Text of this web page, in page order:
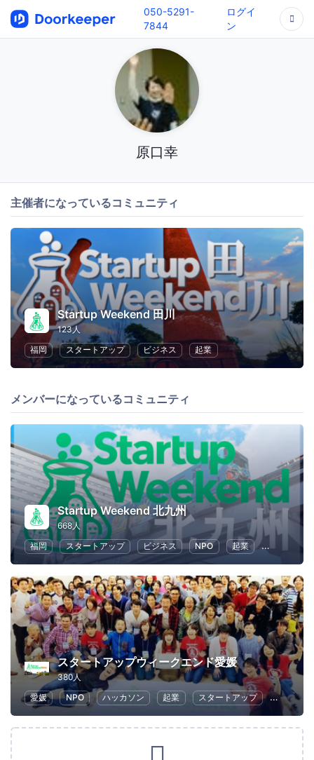
050-5291-
7844
ログイ
ン
原口幸
主催者になっているコミュニティ
Startup Weekend 田川
123人
福岡
スタートアップ ビジネス 起業
メンバーになっているコミュニティ
Startup Weekend 北九州
668人
福岡
スタートアップ ビジネス NPO 起業 教育
スタートアップウィークエンド愛媛
380人
愛媛
NPO ハッカソン 起業 スタートアップ ビジネス